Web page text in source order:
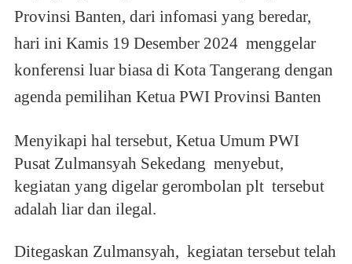
Provinsi Banten, dari infomasi yang beredar,
hari ini Kamis 19 Desember 2024 menggelar
konferensi luar biasa di Kota Tangerang dengan
agenda pemilihan Ketua PWI Provinsi Banten
Menyikapi hal tersebut, Ketua Umum PWI
Pusat Zulmansyah Sekedang menyebut,
kegiatan yang digelar gerombolan plt tersebut
adalah liar dan ilegal.
Ditegaskan Zulmansyah, kegiatan tersebut telah